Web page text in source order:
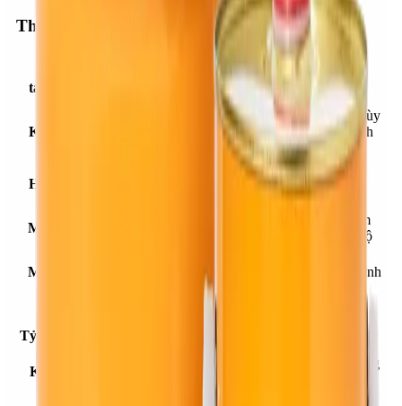
Thông số sản phẩm
tại/màu sắc
Vàng, xanh dương, xanh lá cây, nâu, xám.
Ngoài ra có thể pha màu theo yêu cầu với số
lượng quy định tối thiểu.
Khối lượng
Thành phần A: 1.62 ± 0.02 kg/lít @ 25oC (Tùy
màu) Thành phần B: 0.89 kg/lít (25oC) Thành
phần A+B: 1.40 ± 0.01 kg/lít @ 25oC (Tùy
Hàm lượng
Tối thiểu 70 % (theo trọng lượng)
Môi trường
Nhiệt độ tối thiểu: +20oC (Trên nhiệt độ điểm
sương ít nhất 5oC) Nhiệt độ tối đa: +35oC Độ
Mật độ tiêu
0.15 ÷ 0.20 kg/m2 cho mỗi lớp (Tùy thuộc tình
Tỷ lệ pha trộn
Kháng hóa
Kháng kiềm, axít, nước, dung dịch muối phòng